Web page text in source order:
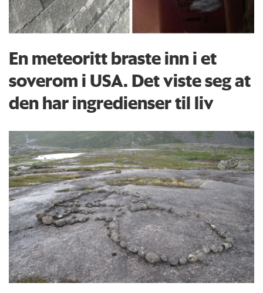
En meteoritt braste inn i et
soverom i USA. Det viste seg at
den har ingredienser til liv